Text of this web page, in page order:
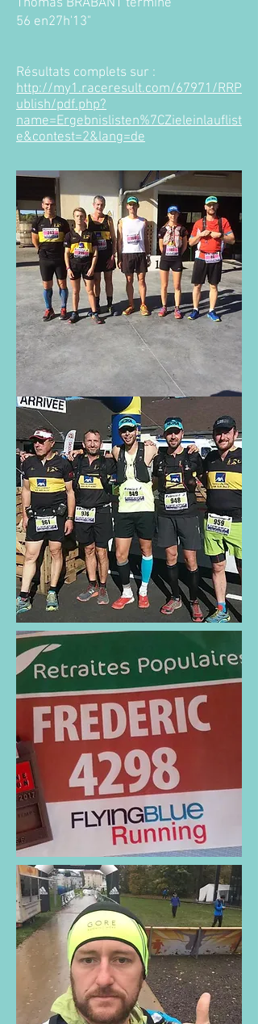
Thomas BRABANT termine
56 en27h'13"
Résultats complets sur :
http://my1.raceresult.com/67971/RRP
ublish/pdf.php?
name=Ergebnislisten%7CZieleinlauflist
e&contest=2&lang=de